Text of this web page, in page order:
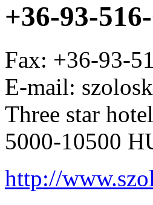
+36-93-
Fax: +36-93-
E-mail:
Three star hotel
5000-10500
http://